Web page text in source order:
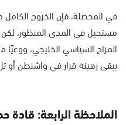
في المحصلة، فإن الخروج الكامل
مستحيل في المدى المنظور،
المزاج السياسي الخليجي، ووعيًا
يبقى رهينة قرار في واشنطن أو
الملاحظة الرابعة: